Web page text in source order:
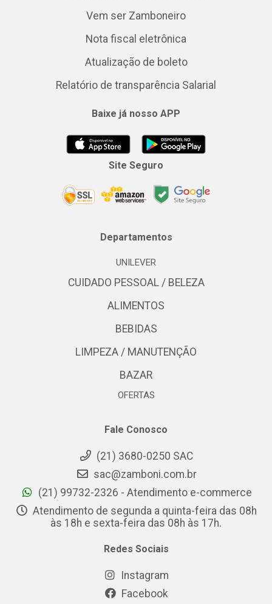
Vem ser Zamboneiro
Nota fiscal eletrônica
Atualização de boleto
Relatório de transparência Salarial
Baixe já nosso APP
Site Seguro
Departamentos
UNILEVER
CUIDADO PESSOAL / BELEZA
ALIMENTOS
BEBIDAS
LIMPEZA / MANUTENÇÃO
BAZAR
OFERTAS
Fale Conosco
(21) 3680-0250 SAC
sac@zamboni.com.br
(21) 99732-2326 - Atendimento e-commerce
Atendimento de segunda a quinta-feira das 08h
às 18h e sexta-feira das 08h às 17h.
Redes Sociais
Instagram
Facebook